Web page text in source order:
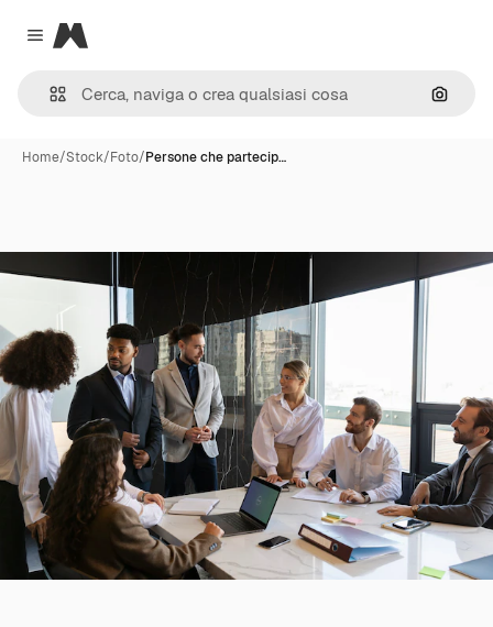
Close menu
Magnific
Cerca
Home/Stock/Foto/Persone che partecip…